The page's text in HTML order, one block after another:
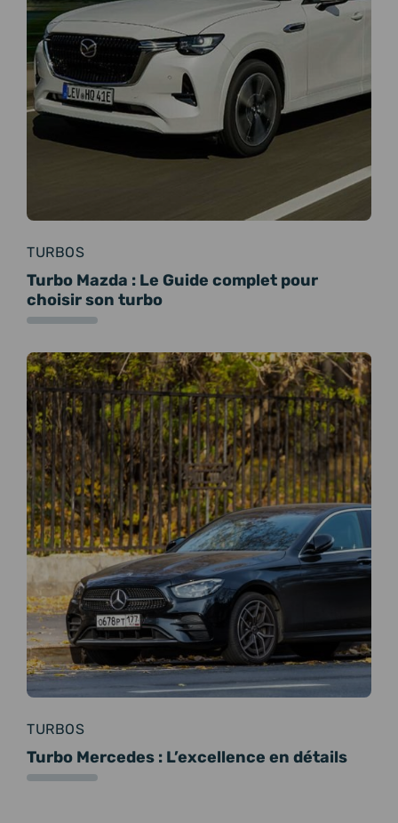
TURBOS
Turbo Mazda : Le Guide complet pour
choisir son turbo
TURBOS
Turbo Mercedes : L’excellence en détails